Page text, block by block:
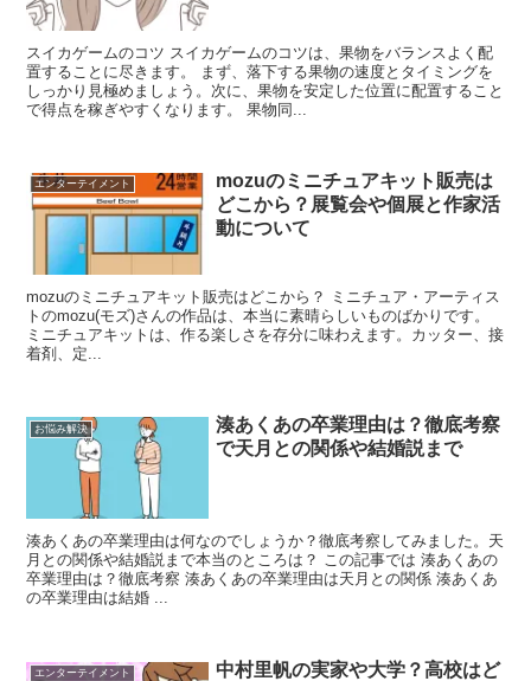
スイカゲームのコツ スイカゲームのコツは、果物をバランスよく配
置することに尽きます。 まず、落下する果物の速度とタイミングを
しっかり見極めましょう。次に、果物を安定した位置に配置すること
で得点を稼ぎやすくなります。 果物同...
エンターテイメント
mozuのミニチュアキット販売は
どこから？展覧会や個展と作家活
動について
mozuのミニチュアキット販売はどこから？ ミニチュア・アーティス
トのmozu(モズ)さんの作品は、本当に素晴らしいものばかりです。
ミニチュアキットは、作る楽しさを存分に味わえます。カッター、接
着剤、定...
お悩み解決
湊あくあの卒業理由は？徹底考察
で天月との関係や結婚説まで
湊あくあの卒業理由は何なのでしょうか？徹底考察してみました。天
月との関係や結婚説まで本当のところは？ この記事では 湊あくあの
卒業理由は？徹底考察 湊あくあの卒業理由は天月との関係 湊あくあ
の卒業理由は結婚 ...
エンターテイメント
中村里帆の実家や大学？高校はど